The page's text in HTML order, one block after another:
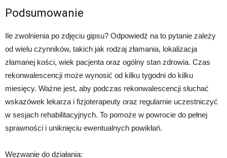
Podsumowanie
Ile zwolnienia po zdjęciu gipsu? Odpowiedź na to pytanie zależy
od wielu czynników, takich jak rodzaj złamania, lokalizacja
złamanej kości, wiek pacjenta oraz ogólny stan zdrowia. Czas
rekonwalescencji może wynosić od kilku tygodni do kilku
miesięcy. Ważne jest, aby podczas rekonwalescencji słuchać
wskazówek lekarza i fizjoterapeuty oraz regularnie uczestniczyć
w sesjach rehabilitacyjnych. To pomoże w powrocie do pełnej
sprawności i uniknięciu ewentualnych powikłań.
Wezwanie do działania: